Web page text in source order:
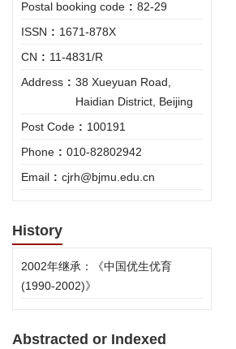
Postal booking code : 82-29
ISSN : 1671-878X
CN : 11-4831/R
Address : 38 Xueyuan Road,
Haidian District, Beijing
Post Code : 100191
Phone : 010-82802942
Email : cjrh@bjmu.edu.cn
History
2002年继承：《中国优生优育
(1990-2002)》
Abstracted or Indexed